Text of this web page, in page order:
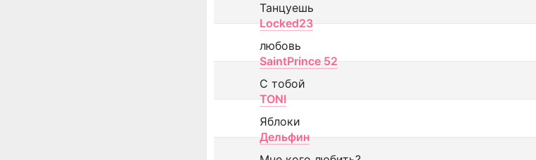
Танцуешь
Locked23
любовь
SaintPrince 52
С тобой
TONI
Яблоки
Дельфин